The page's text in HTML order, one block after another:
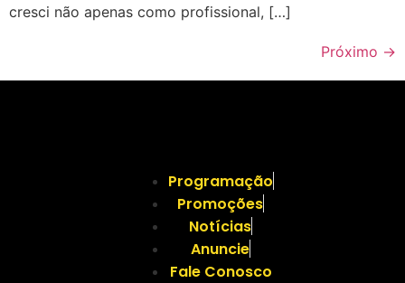
cresci não apenas como profissional, […]
Próximo →
Programação
Promoções
Notícias
Anuncie
Fale Conosco